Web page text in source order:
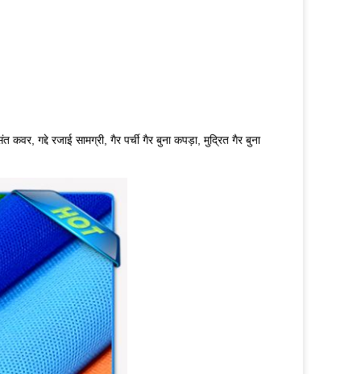
गद्दे रजाई सामग्री, गैर पर्ची गैर बुना कपड़ा, मुद्रित गैर बुना